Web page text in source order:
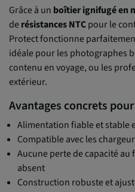
Grâce à un boîtier ignifugé en
derésistances NTCpour le
Protect fonctionne
idéale pour les photographes
contenu en voyage, ou les
extérieur.
Avantages concrets
Alimentation fiable et stable
Compatible avec les
Aucune perte de capacité
absent
Construction robuste et